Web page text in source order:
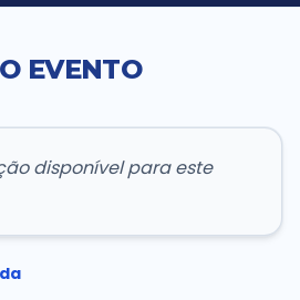
Atos
Assaiense
EVENTO
disponível para este